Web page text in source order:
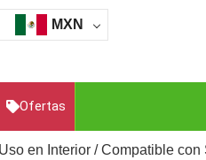
MXN
Ofertas
en Interior / Compatible con